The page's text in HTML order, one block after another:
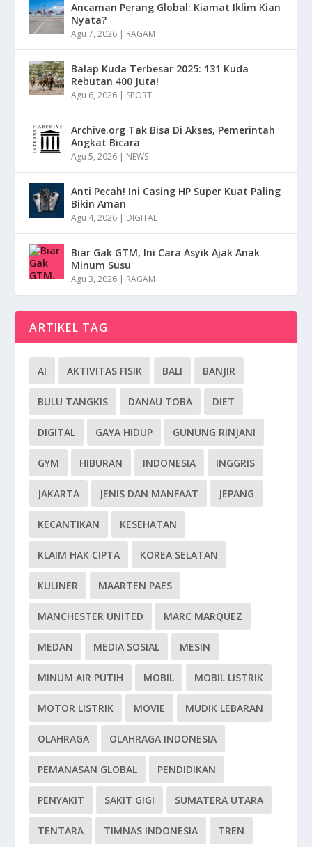
Ancaman Perang Global: Kiamat Iklim Kian
Nyata?
Agu 7, 2026 | RAGAM
Balap Kuda Terbesar 2025: 131 Kuda
Rebutan 400 Juta!
Agu 6, 2026 | SPORT
Archive.org Tak Bisa Di Akses, Pemerintah
Angkat Bicara
Agu 5, 2026 | NEWS
Anti Pecah! Ini Casing HP Super Kuat Paling
Bikin Aman
Agu 4, 2026 | DIGITAL
Biar Gak GTM, Ini Cara Asyik Ajak Anak
Minum Susu
Agu 3, 2026 | RAGAM
ARTIKEL TAG
AI AKTIVITAS FISIK BALI BANJIR
BULU TANGKIS DANAU TOBA DIET
DIGITAL GAYA HIDUP GUNUNG RINJANI
GYM HIBURAN INDONESIA INGGRIS
JAKARTA JENIS DAN MANFAAT JEPANG
KECANTIKAN KESEHATAN
KLAIM HAK CIPTA KOREA SELATAN
KULINER MAARTEN PAES
MANCHESTER UNITED MARC MARQUEZ
MEDAN MEDIA SOSIAL MESIN
MINUM AIR PUTIH MOBIL MOBIL LISTRIK
MOTOR LISTRIK MOVIE MUDIK LEBARAN
OLAHRAGA OLAHRAGA INDONESIA
PEMANASAN GLOBAL PENDIDIKAN
PENYAKIT SAKIT GIGI SUMATERA UTARA
TENTARA TIMNAS INDONESIA TREN